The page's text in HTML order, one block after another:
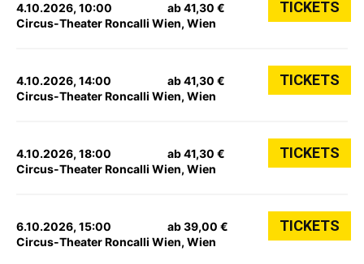
4.10.2026, 10:00
Circus-Theater Roncalli Wien, Wien
ab 41,30 € TICKETS
4.10.2026, 14:00
Circus-Theater Roncalli Wien, Wien
ab 41,30 € TICKETS
4.10.2026, 18:00
Circus-Theater Roncalli Wien, Wien
ab 41,30 € TICKETS
6.10.2026, 15:00
Circus-Theater Roncalli Wien, Wien
ab 39,00 € TICKETS